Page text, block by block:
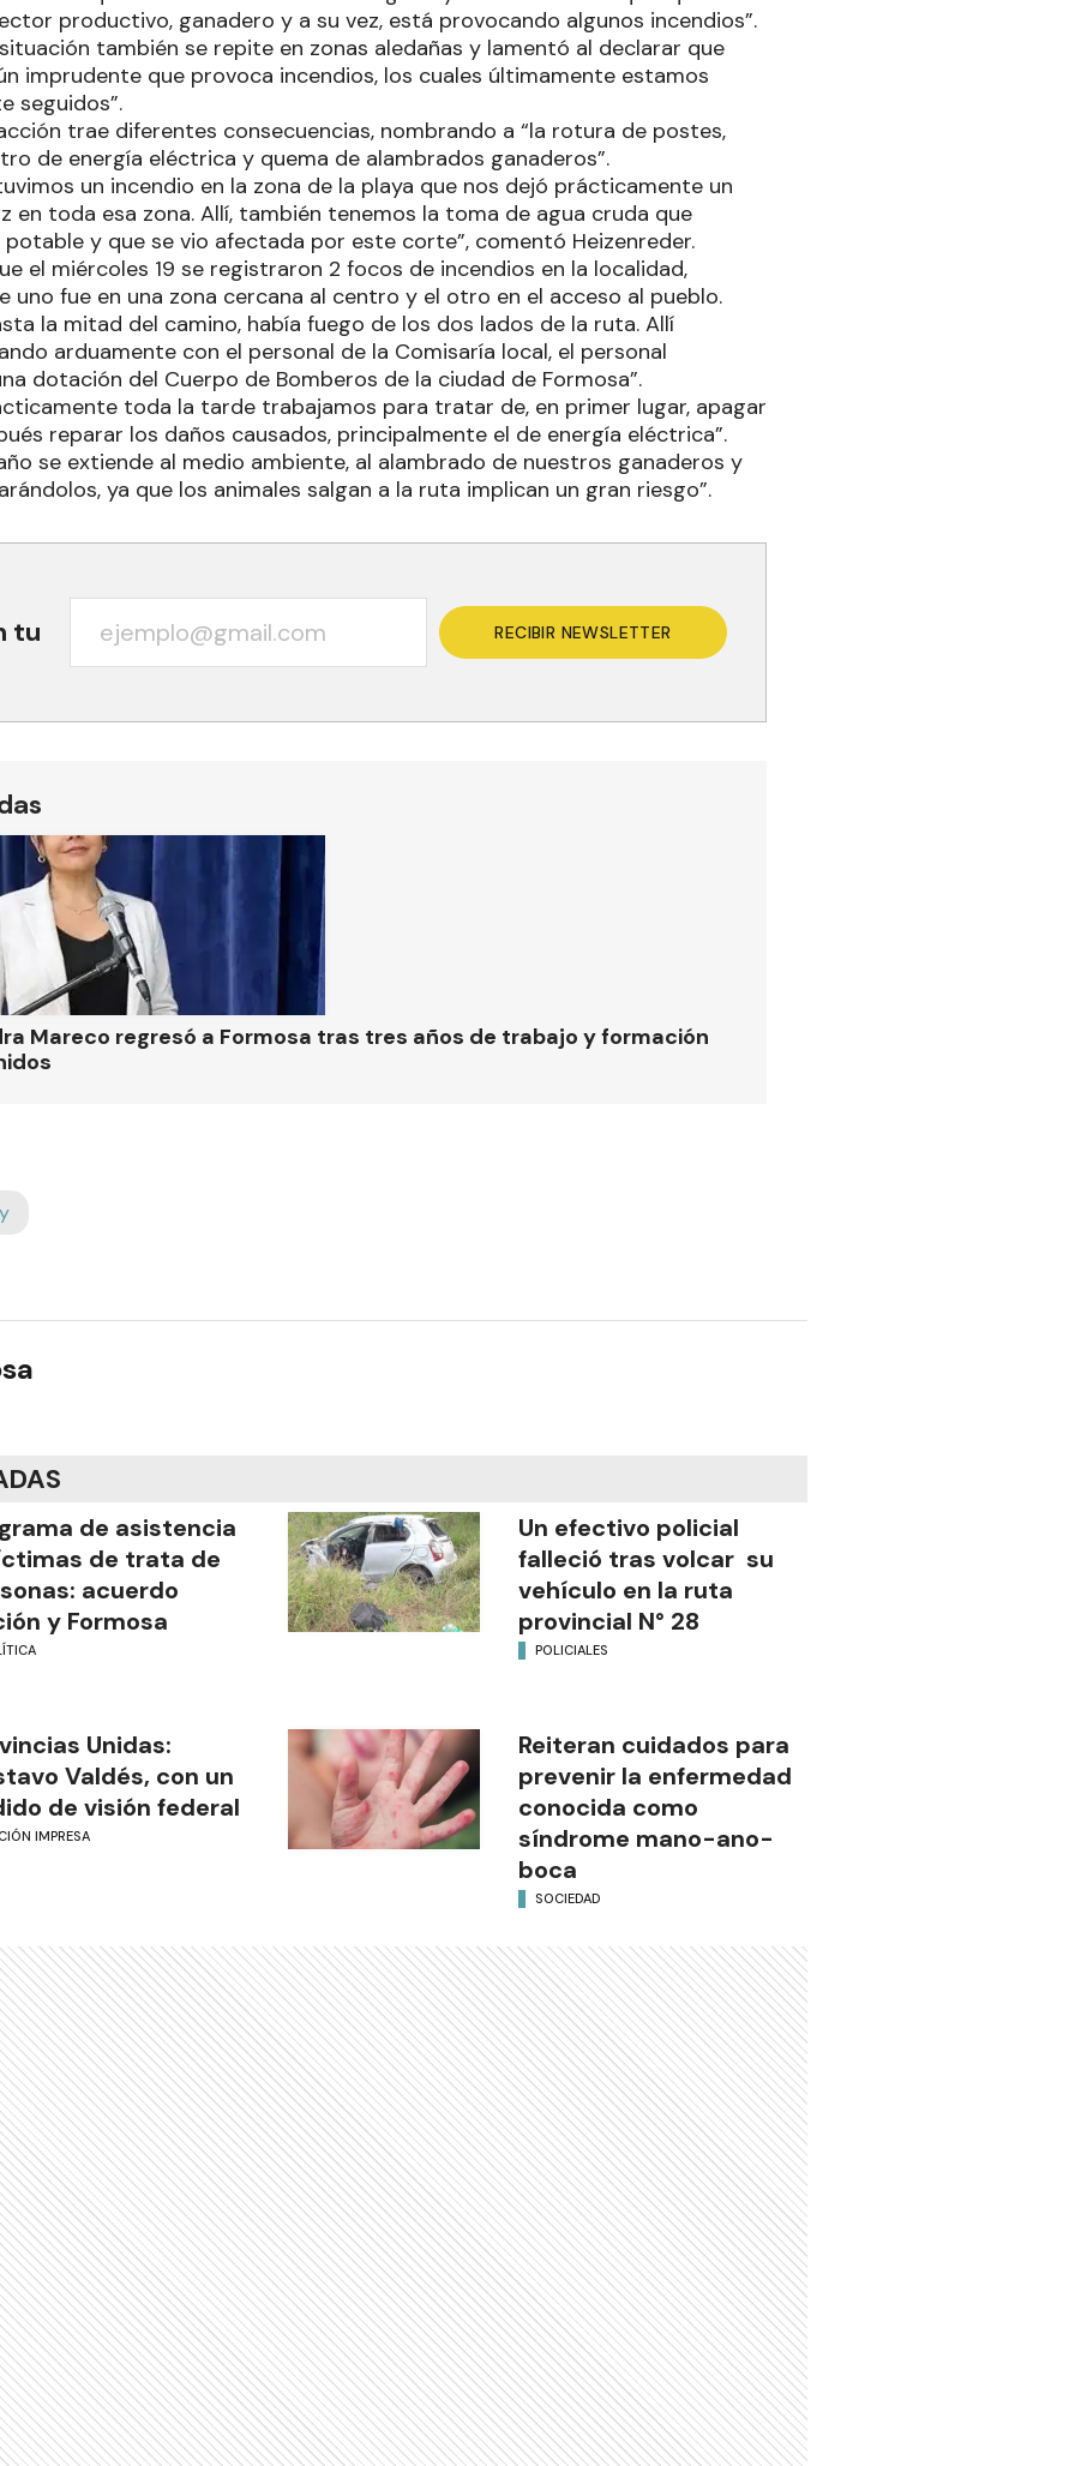
productivo, ganadero y a su vez, está provocando algunos incendios”.
también se repite en zonas aledañas y lamentó al declarar que
imprudente que provoca incendios, los cuales últimamente estamos
seguidos”.
trae diferentes consecuencias, nombrando a “la rotura de postes,
de energía eléctrica y quema de alambrados ganaderos”.
un incendio en la zona de la playa que nos dejó prácticamente un
en toda esa zona. Allí, también tenemos la toma de agua cruda que
y que se vio afectada por este corte”, comentó Heizenreder.
el miércoles 19 se registraron 2 focos de incendios en la localidad,
uno fue en una zona cercana al centro y el otro en el acceso al pueblo.
la mitad del camino, había fuego de los dos lados de la ruta. Allí
arduamente con el personal de la Comisaría local, el personal
dotación del Cuerpo de Bomberos de la ciudad de Formosa”.
toda la tarde trabajamos para tratar de, en primer lugar, apagar
reparar los daños causados, principalmente el de energía eléctrica”.
se extiende al medio ambiente, al alambrado de nuestros ganaderos y
ya que los animales salgan a la ruta implican un gran riesgo”.
tu RECIBIR NEWSLETTER
Mareco regresó a Formosa tras tres años de trabajo y formación
de asistencia
de trata de
acuerdo
y Formosa
Un efectivo policial
falleció tras volcar su
vehículo en la ruta
provincial N° 28
POLICIALES
Unidas:
Valdés, con un
de visión federal
IMPRESA
Reiteran cuidados para
prevenir la enfermedad
conocida como
síndrome mano-ano-
boca
SOCIEDAD